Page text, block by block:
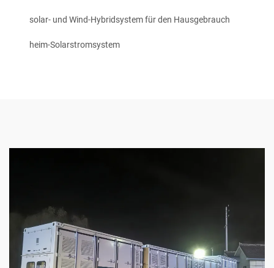
solar- und Wind-Hybridsystem für den Hausgebrauch
heim-Solarstromsystem